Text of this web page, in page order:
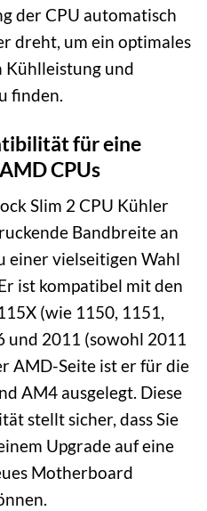
der CPU automatisch
dreht, um ein optimales
Kühlleistung und
finden.
für eine
CPUs
Slim 2 CPU Kühler
Bandbreite an
einer vielseitigen Wahl
ist kompatibel mit den
(wie 1150, 1151,
und 2011 (sowohl 2011
AMD-Seite ist er für die
AM4 ausgelegt. Diese
stellt sicher, dass Sie
Upgrade auf eine
Motherboard